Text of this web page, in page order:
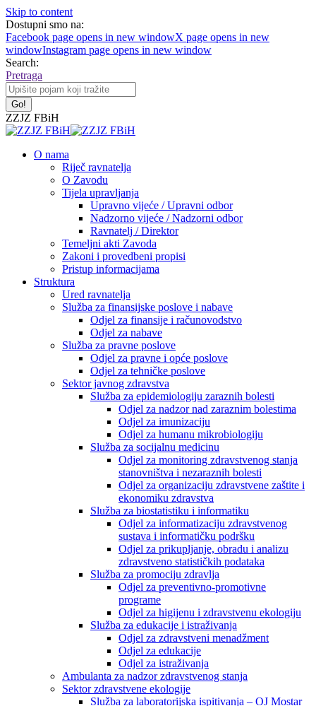
Skip to content
Dostupni smo na:
Facebook page opens in new windowX page opens in new
windowInstagram page opens in new window
Search:
Pretraga
ZZJZ FBiH
O nama
Riječ ravnatelja
O Zavodu
Tijela upravljanja
Upravno vijeće / Upravni odbor
Nadzorno vijeće / Nadzorni odbor
Ravnatelj / Direktor
Temeljni akti Zavoda
Zakoni i provedbeni propisi
Pristup informacijama
Struktura
Ured ravnatelja
Služba za finansijske poslove i nabave
Odjel za finansije i računovodstvo
Odjel za nabave
Služba za pravne poslove
Odjel za pravne i opće poslove
Odjel za tehničke poslove
Sektor javnog zdravstva
Služba za epidemiologiju zaraznih bolesti
Odjel za nadzor nad zaraznim bolestima
Odjel za imunizaciju
Odjel za humanu mikrobiologiju
Služba za socijalnu medicinu
Odjel za monitoring zdravstvenog stanja
stanovništva i nezaraznih bolesti
Odjel za organizaciju zdravstvene zaštite i
ekonomiku zdravstva
Služba za biostatistiku i informatiku
Odjel za informatizaciju zdravstvenog
sustava i informatičku podršku
Odjel za prikupljanje, obradu i analizu
zdravstveno statističkih podataka
Služba za promociju zdravlja
Odjel za preventivno-promotivne
programe
Odjel za higijenu i zdravstvenu ekologiju
Služba za edukacije i istraživanja
Odjel za zdravstveni menadžment
Odjel za edukacije
Odjel za istraživanja
Ambulanta za nadzor zdravstvenog stanja
Sektor zdravstvene ekologije
Služba za laboratorijska ispitivanja – OJ Mostar